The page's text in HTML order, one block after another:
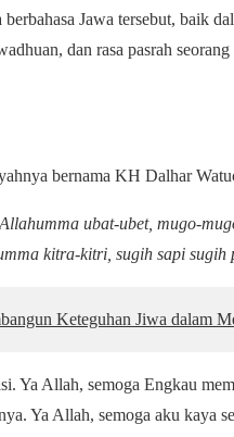
Jawa tersebut, baik
dan rasa pasrah
bernama KH Dalhar
ubat-ubet, mugo-
kitra-kitri, sugih sapi sugih
Keteguhan Jiwa dalam
Ya Allah, semoga Engkau
Ya Allah, semoga aku kaya